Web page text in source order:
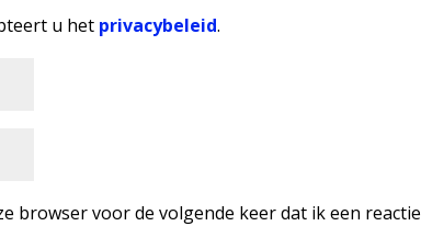
u het privacybeleid.
browser voor de volgende keer dat ik een reactie